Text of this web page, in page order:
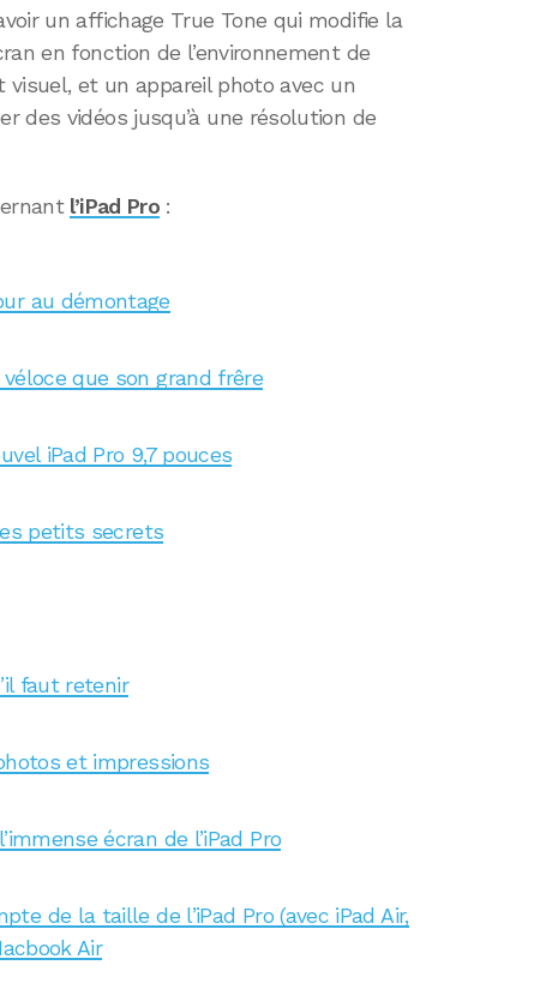
un affichage True Tone qui modifie la
en fonction de l’environnement de
et un appareil photo avec un
des vidéos jusqu’à une résolution de
l’iPad Pro :
au démontage
véloce que son grand frêre
iPad Pro 9,7 pouces
petits secrets
faut retenir
et impressions
écran de l’iPad Pro
de la taille de l’iPad Pro (avec iPad Air,
Air